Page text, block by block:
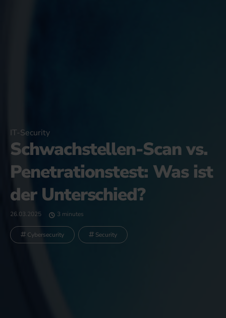
IT-Security
Schwachstellen-Scan vs.
Penetrationstest: Was ist
der Unterschied?
26.03.2025 3 minutes
Cybersecurity Security